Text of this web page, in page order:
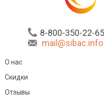
8-800-350-22-65
mail@sibac.info
О нас
Скидки
Отзывы